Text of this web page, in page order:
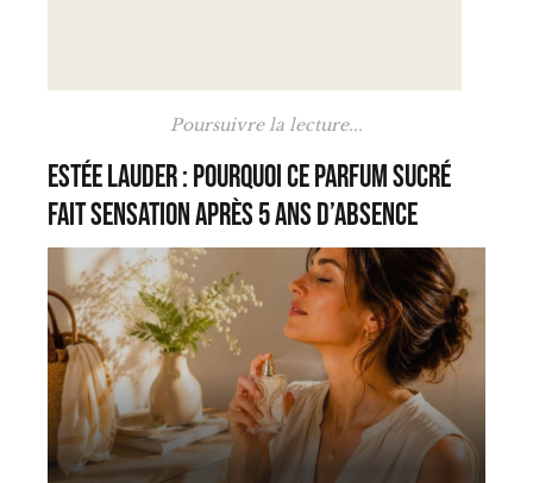
Poursuivre la lecture...
Estée Lauder : pourquoi ce parfum sucré
fait sensation après 5 ans d’absence